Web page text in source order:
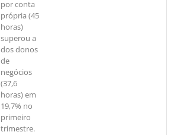
por conta
própria (45
horas)
superou a
dos donos
de
negócios
(37,6
horas) em
19,7% no
primeiro
trimestre.